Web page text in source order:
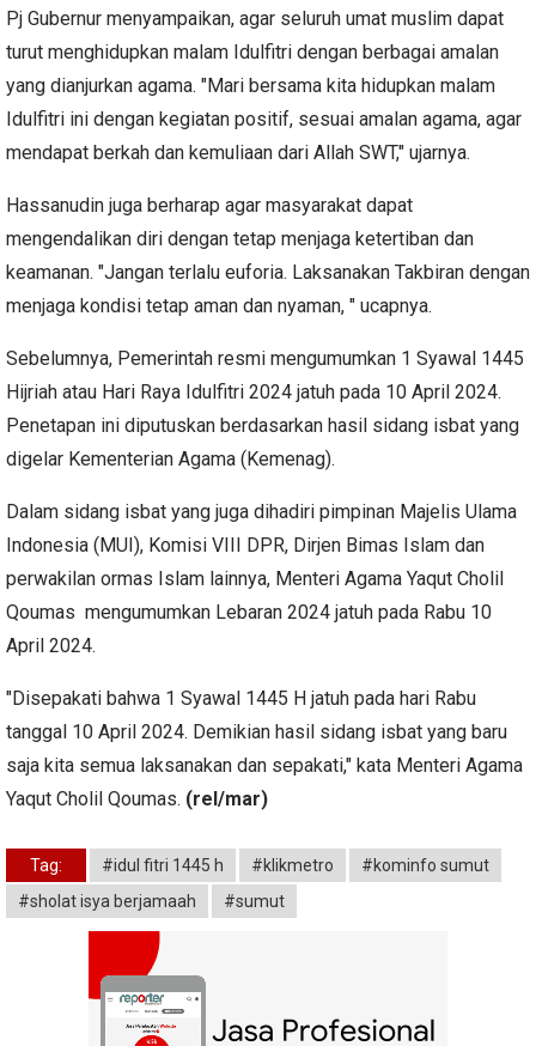
Pj Gubernur menyampaikan, agar seluruh umat muslim dapat
turut menghidupkan malam Idulfitri dengan berbagai amalan
yang dianjurkan agama. "Mari bersama kita hidupkan malam
Idulfitri ini dengan kegiatan positif, sesuai amalan agama, agar
mendapat berkah dan kemuliaan dari Allah SWT," ujarnya.
Hassanudin juga berharap agar masyarakat dapat
mengendalikan diri dengan tetap menjaga ketertiban dan
keamanan. "Jangan terlalu euforia. Laksanakan Takbiran dengan
menjaga kondisi tetap aman dan nyaman, " ucapnya.
Sebelumnya, Pemerintah resmi mengumumkan 1 Syawal 1445
Hijriah atau Hari Raya Idulfitri 2024 jatuh pada 10 April 2024.
Penetapan ini diputuskan berdasarkan hasil sidang isbat yang
digelar Kementerian Agama (Kemenag).
Dalam sidang isbat yang juga dihadiri pimpinan Majelis Ulama
Indonesia (MUI), Komisi VIII DPR, Dirjen Bimas Islam dan
perwakilan ormas Islam lainnya, Menteri Agama Yaqut Cholil
Qoumas mengumumkan Lebaran 2024 jatuh pada Rabu 10
April 2024.
"Disepakati bahwa 1 Syawal 1445 H jatuh pada hari Rabu
tanggal 10 April 2024. Demikian hasil sidang isbat yang baru
saja kita semua laksanakan dan sepakati," kata Menteri Agama
Yaqut Cholil Qoumas. (rel/mar)
Tag: #idul fitri 1445 h #klikmetro
#kominfo sumut
#sholat isya berjamaah
#sumut